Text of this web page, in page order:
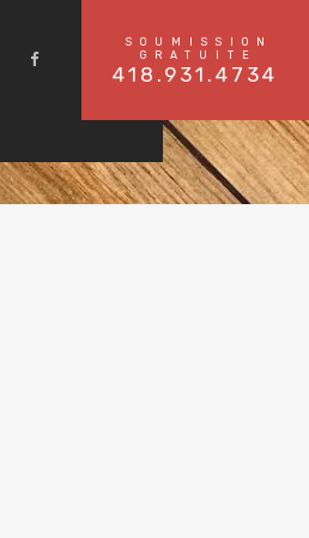
SOUMISSION
GRATUITE
418.931.4734